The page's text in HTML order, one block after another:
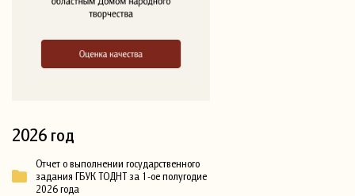
2026 год
Отчет о выполнении государственного
задания ГБУК ТОДНТ за 1-ое полугодие
2026 года